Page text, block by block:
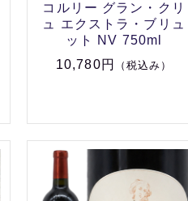
コルリー グラン・クリ
ュ エクストラ・ブリュ
ット NV 750ml
10,780円
（税込み）